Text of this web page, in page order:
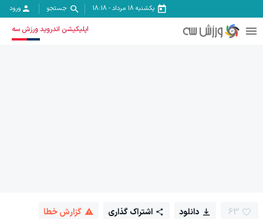
یکشنبه ۱۸ مرداد -
18:18 جستجو ورود
اپلیکیشن اندروید ورزش سه
63 دانلود اشتراک گذاری گزارش خطا